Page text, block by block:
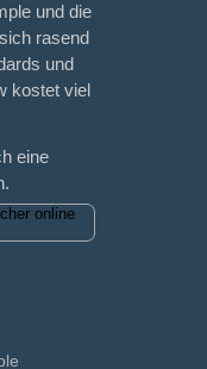
und die
rasend
und
kostet viel
eine